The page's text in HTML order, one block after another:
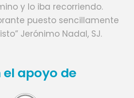
y lo iba recorriendo.
puesto sencillamente
Jerónimo Nadal, SJ.
el apoyo de